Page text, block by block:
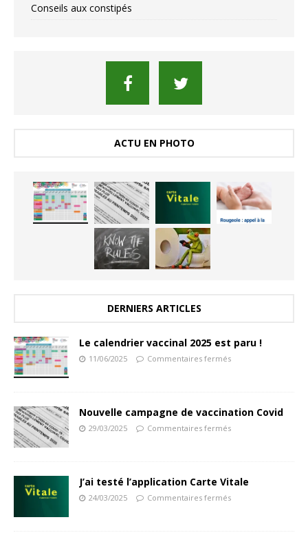
Conseils aux constipés
ACTU EN PHOTO
DERNIERS ARTICLES
Le calendrier vaccinal 2025 est paru !
11/06/2025 Commentaires fermés
Nouvelle campagne de vaccination Covid
29/03/2025 Commentaires fermés
J’ai testé l’application Carte Vitale
24/03/2025 Commentaires fermés